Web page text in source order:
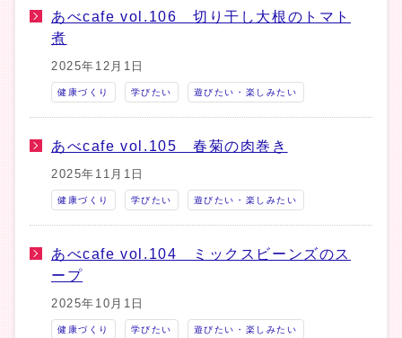
あべcafe vol.106 切り干し大根のトマト
煮
2025年12月1日
健康づくり 学びたい 遊びたい・楽しみたい
あべcafe vol.105 春菊の肉巻き
2025年11月1日
健康づくり 学びたい 遊びたい・楽しみたい
あべcafe vol.104 ミックスビーンズのス
ープ
2025年10月1日
健康づくり 学びたい 遊びたい・楽しみたい